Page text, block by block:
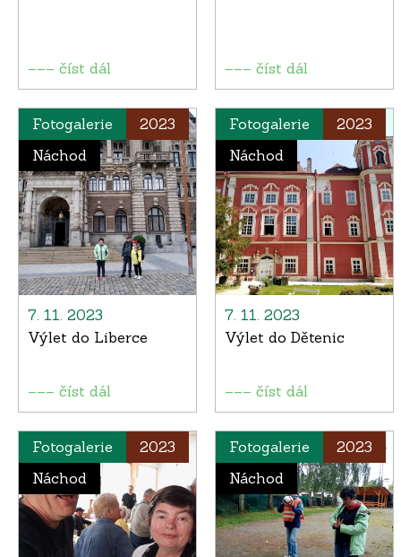
––– číst dál ––– číst dál
Fotogalerie
2023
Náchod
7. 11. 2023
Výlet do Liberce
––– číst dál
Fotogalerie
2023
Náchod
7. 11. 2023
Výlet do Dětenic
––– číst dál
Fotogalerie
2023
Náchod
Fotogalerie
2023
Náchod